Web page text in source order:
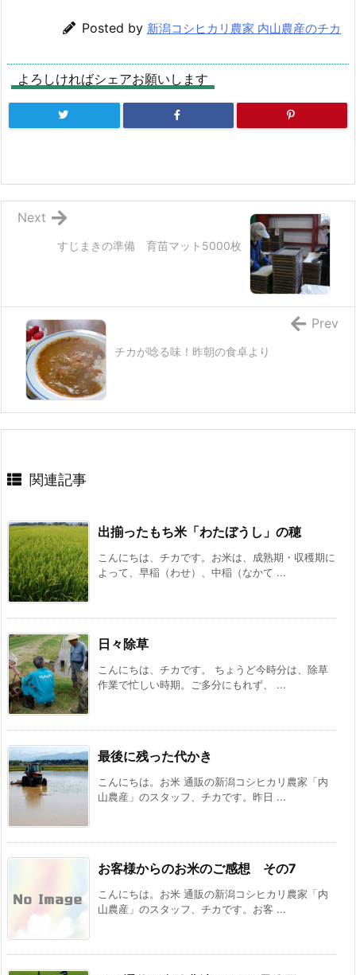
Posted by 新潟コシヒカリ農家 内山農産のチカ
よろしければシェアお願いします
すじまきの準備 育苗マット5000枚
Next
チカが唸る味！昨朝の食卓より
Prev
関連記事
出揃ったもち米「わたぼうし」の穂
こんにちは、チカです。お米は、成熟期・収穫期に
よって、早稲（わせ）、中稲（なかて ...
日々除草
こんにちは、チカです。 ちょうど今時分は、除草
作業で忙しい時期。ご多分にもれず、 ...
最後に残った代かき
こんにちは。お米 通販の新潟コシヒカリ農家「内
山農産」のスタッフ、チカです。昨日 ...
お客様からのお米のご感想 その7
こんにちは。お米 通販の新潟コシヒカリ農家「内
山農産」のスタッフ、チカです。お客 ...